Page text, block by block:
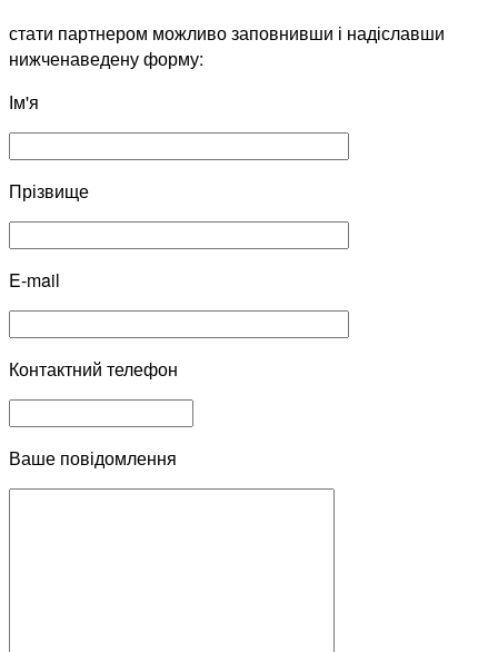
стати партнером можливо заповнивши і надіславши
нижченаведену форму:
Ім'я
Прізвище
E-mail
Контактний телефон
Ваше повідомлення